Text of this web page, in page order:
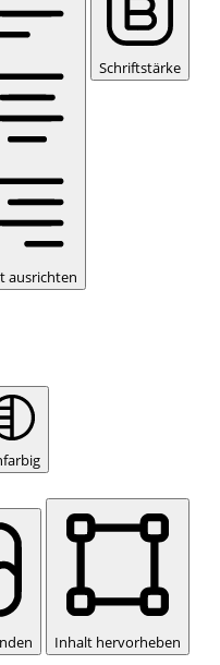
ausrichten
Schriftstärke
Inhalt hervorheben